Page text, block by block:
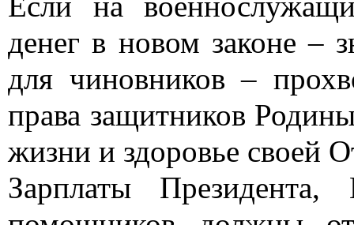
денег в новом законе –
для чиновников –
права защитников
жизни и здоровье своей
Зарплаты